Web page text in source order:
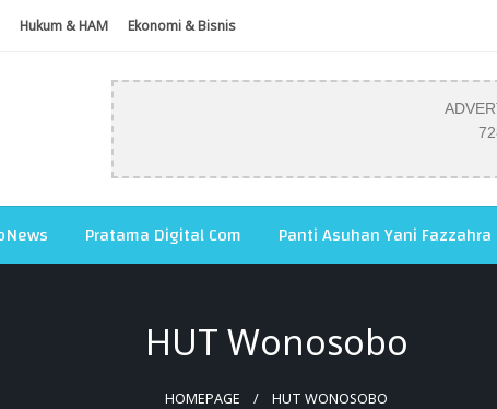
Hukum & HAM Ekonomi & Bisnis
Pratama Digital Com Panti Asuhan Yani Fazzahra
HUT Wonosobo
HOMEPAGE HUT WONOSOBO